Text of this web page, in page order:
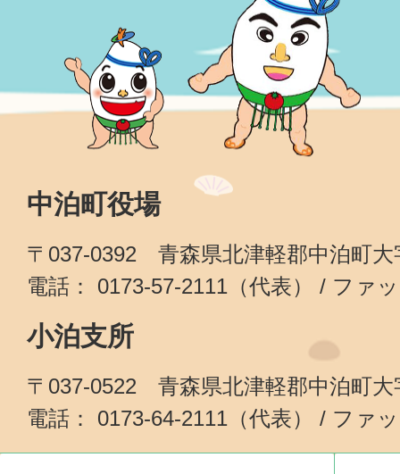
中泊町役場
〒037-0392 青森県北津軽郡中泊町大
電話： 0173-57-2111（代表） / ファ
小泊支所
〒037-0522 青森県北津軽郡中泊町大
電話： 0173-64-2111（代表） / ファ